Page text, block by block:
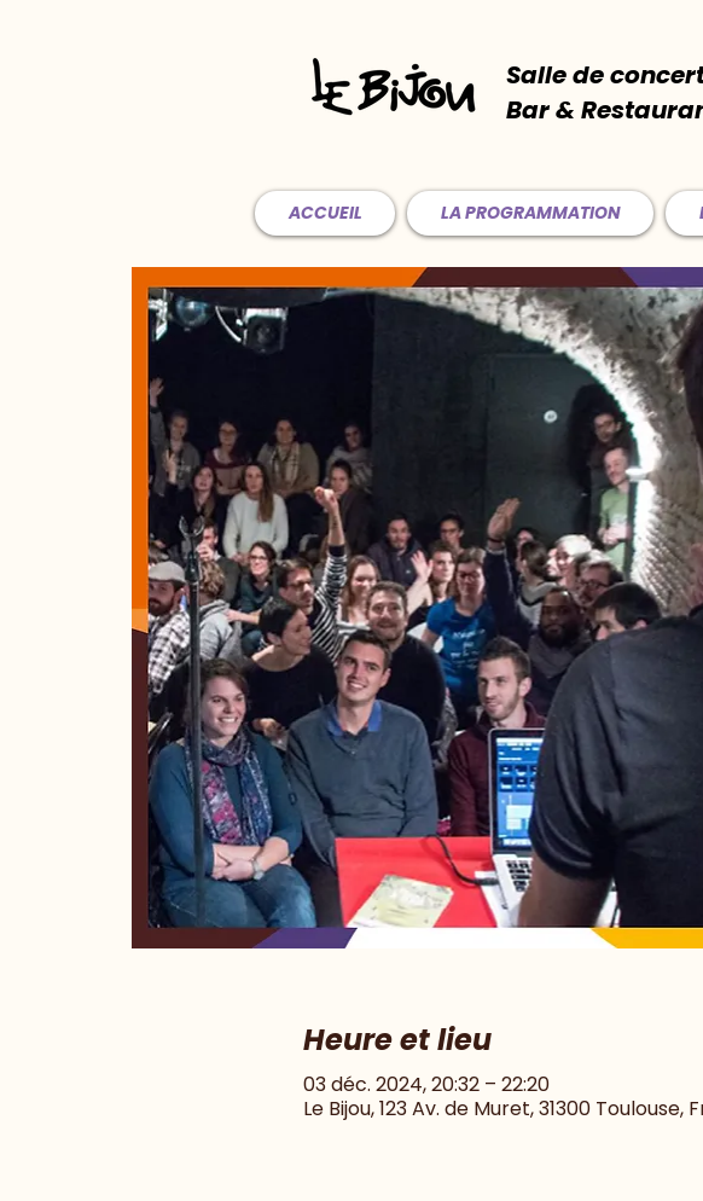
Salle de
Bar &
ACCUEIL LA PROGRAMMATION
Heure et lieu
03 déc. 2024, 20:32 – 22:20
Le Bijou, 123 Av. de Muret, 31300 Toulouse,